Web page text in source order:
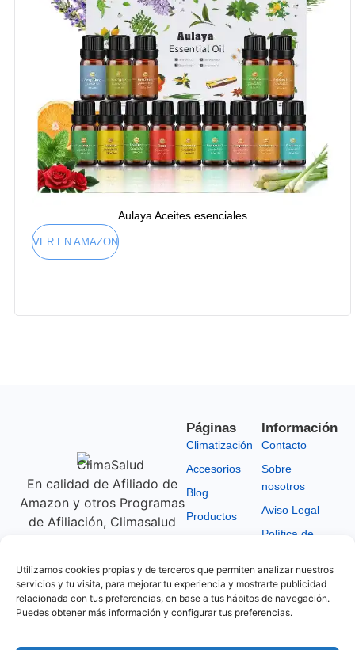
Utilizamos cookies propias y de terceros que permiten analizar nuestros
servicios y tu visita, para mejorar tu experiencia y mostrarte publicidad
relacionada con tus preferencias, en base a tus hábitos de navegación.
Puedes obtener más información y configurar tus preferencias.
Aulaya Aceites esenciales
VER EN AMAZON
En calidad de Afiliado de
Amazon y otros Programas
de Afiliación, Climasalud
cumplen los requisitos
aplicables, según las
condiciones establecidas
Páginas
Climatización
Accesorios
Blog
Productos
Información
Contacto
Sobre
nosotros
Aviso Legal
Política de
Política de
Cookies
Afiliación